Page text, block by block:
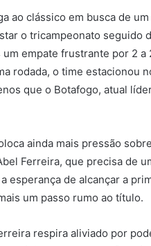
ao clássico em busca de
o tricampeonato seguido
um empate frustrante por 2 a
rodada, o time estacionou
que o Botafogo, atual
ainda mais pressão
Ferreira, que precisa de
esperança de alcançar a
um passo rumo ao título.
respira aliviado por